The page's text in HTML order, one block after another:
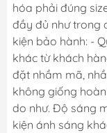
hóa phải đúng
đầy đủ như trong
kiện bảo hành: -
khác từ khách
đặt nhầm mã,
không giống
do như. Độ sáng
kiện ánh sáng